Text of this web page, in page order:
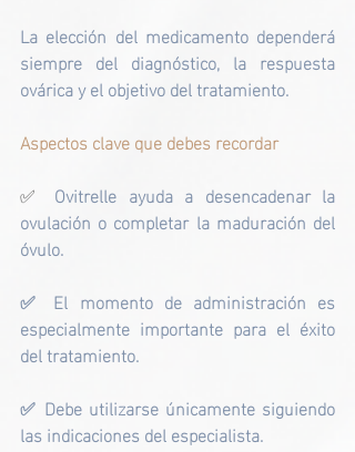
La elección del medicamento dependerá
siempre del diagnóstico, la respuesta
ovárica y el objetivo del tratamiento.
Aspectos clave que debes recordar
✅
Ovitrelle ayuda a desencadenar la
ovulación o completar la maduración del
óvulo.
✅ El momento de administración es
especialmente importante para el éxito
del tratamiento.
✅ Debe utilizarse únicamente siguiendo
las indicaciones del especialista.